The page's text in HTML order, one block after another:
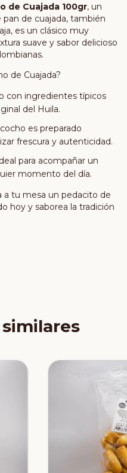
de Cuajada 100gr, un
de cuajada, también
es un clásico muy
suave y sabor delicioso
de Cuajada?
con ingredientes típicos
del Huila.
es preparado
frescura y autenticidad.
para acompañar un
momento del día.
a tu mesa un pedacito de
hoy y saborea la tradición